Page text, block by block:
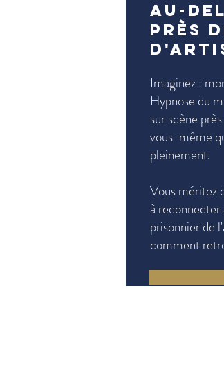
Au-
près
Imaginez :
Hypnose du
sur scène
vous-même
pleinement.
Vous méritez
à
prisonnier de
comment